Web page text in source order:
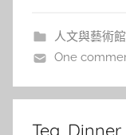
人文與藝術
One
Tea,